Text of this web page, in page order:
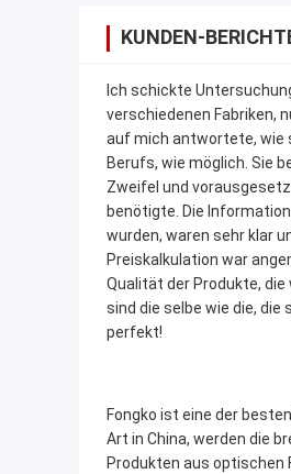
KUNDEN-
Ich schickte
verschiedenen Fabriken,
auf mich antwortete, wie
Berufs, wie möglich. Sie
Zweifel und
benötigte. Die
wurden, waren sehr klar
Preiskalkulation war
Qualität der Produkte, die
sind die selbe wie die, die
perfekt!
Fongko ist eine der
Art in China, werden die
Produkten aus optischen